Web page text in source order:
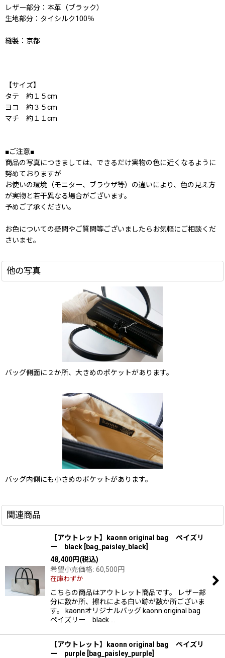
レザー部分：本革（ブラック）
生地部分：タイシルク100％
縫製：京都
【サイズ】
タテ 約１５cm
ヨコ 約３５cm
マチ 約１１cm
■ご注意■
商品の写真につきましては、できるだけ実物の色に近くなるように
努めておりますが
お使いの環境（モニター、ブラウザ等）の違いにより、色の見え方
が実物と若干異なる場合がございます。
予めご了承ください。
お色についての疑問やご質問等ございましたらお気軽にご相談くだ
さいませ。
他の写真
バッグ側面に２か所、大きめのポケットがあります。
バッグ内側にも小さめのポケットがあります。
関連商品
【アウトレット】kaonn original bag ペイズリ
ー black
bag_paisley_black
48,400円(税込)
希望小売価格: 60,500円
在庫わずか
こちらの商品はアウトレット商品です。 レザー部
分に数か所、擦れによる白い跡が数か所ございま
す。 kaonnオリジナルバッグ kaonn original bag
ペイズリー black …
【アウトレット】kaonn original bag ペイズリ
ー purple
bag_paisley_purple